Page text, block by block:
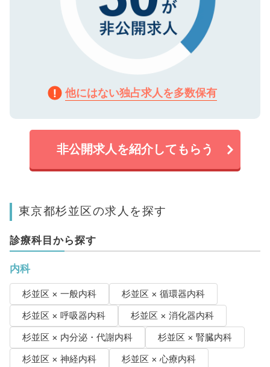
他にはない独占求人を多数保有
非公開求人を紹介してもらう
東京都杉並区の求人を探す
診療科目から探す
内科
杉並区 × 一般内科
杉並区 × 循環器内科
杉並区 × 呼吸器内科
杉並区 × 消化器内科
杉並区 × 内分泌・代謝内科
杉並区 × 腎臓内科
杉並区 × 神経内科
杉並区 × 心療内科